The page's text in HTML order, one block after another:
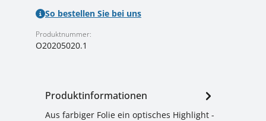
So bestellen Sie bei uns
Produktnummer:
O20205020.1
Produktinformationen
Aus farbiger Folie ein optisches Highlight -